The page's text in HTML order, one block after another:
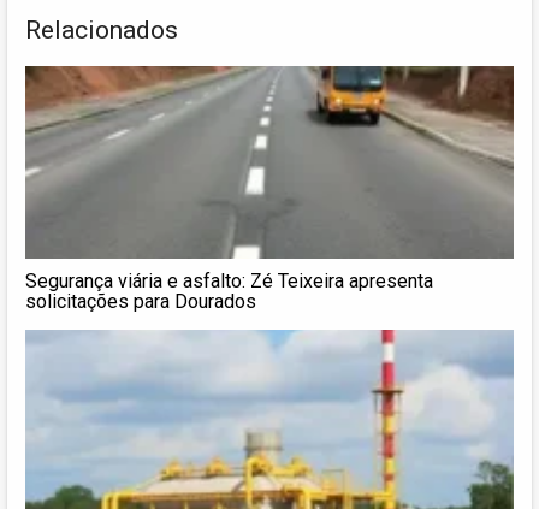
Relacionados
Segurança viária e asfalto: Zé Teixeira apresenta
solicitações para Dourados